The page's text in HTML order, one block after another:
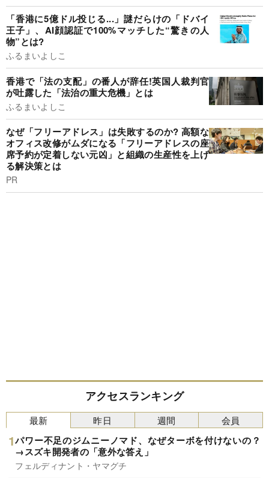
「香港に5億ドル投じる...」謎だらけの「ドバイ
王子」、AI顔認証で100%マッチした“驚きの人
物”とは?
ふるまいよしこ
香港で「法の支配」の番人が辞任!英国人裁判官
が吐露した「法治の重大危機」とは
ふるまいよしこ
なぜ「フリーアドレス」は失敗するのか? 高額な
オフィス改修がムダになる「フリーアドレスの座
席予約が定着しない元凶」と組織の生産性を上げ
る解決策とは
PR
アクセスランキング
最新
パワー不足のジムニーノマド、なぜターボを付けないの？
→スズキ開発者の「意外な答え」
フェルディナント・ヤマグチ
昨日 週間 会員